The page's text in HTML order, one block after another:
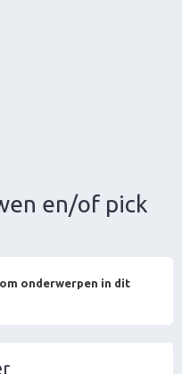
en/of pick
onderwerpen in dit